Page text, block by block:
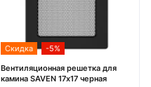
Скидка -5%
Вентиляционная решетка для
камина SAVEN 17х17 черная